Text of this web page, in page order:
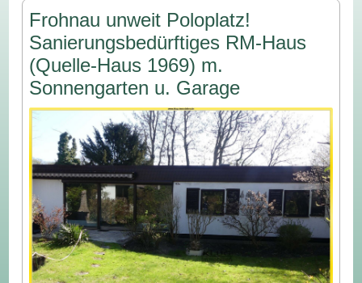
Frohnau unweit Poloplatz!
Sanierungsbedürftiges RM-Haus
(Quelle-Haus 1969) m.
Sonnengarten u. Garage